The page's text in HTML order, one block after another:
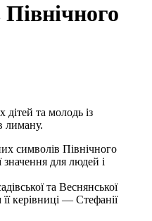
та молодь із
лиману.
символів Північного
для людей і
та Веснянської
керівниці — Стефанії